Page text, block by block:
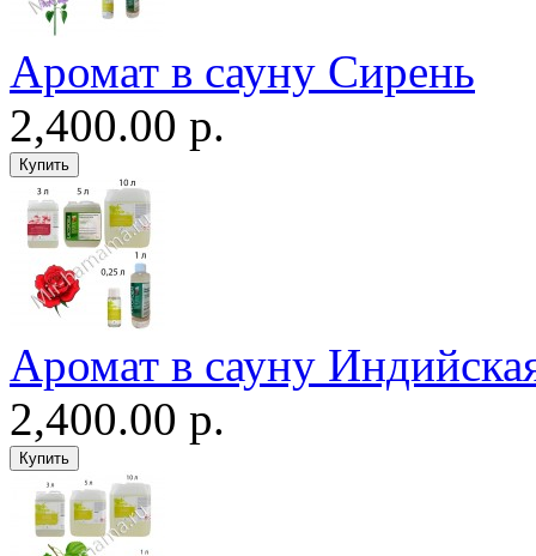
Аромат в сауну Сирень
2,400.00 р.
Аромат в сауну
2,400.00 р.